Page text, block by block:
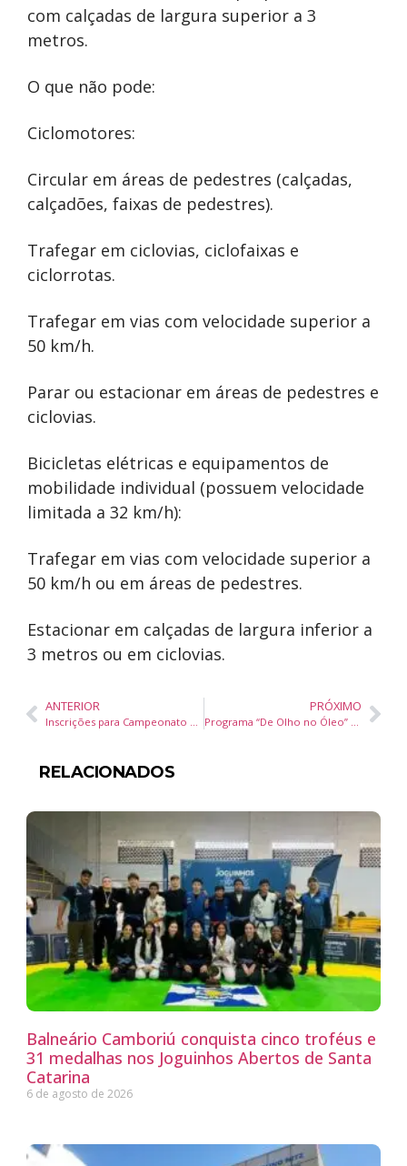
com calçadas de largura superior a 3
metros.
O que não pode:
Ciclomotores:
Circular em áreas de pedestres (calçadas,
calçadões, faixas de pedestres).
Trafegar em ciclovias, ciclofaixas e
ciclorrotas.
Trafegar em vias com velocidade superior a
50 km/h.
Parar ou estacionar em áreas de pedestres e
ciclovias.
Bicicletas elétricas e equipamentos de
mobilidade individual (possuem velocidade
limitada a 32 km/h):
Trafegar em vias com velocidade superior a
50 km/h ou em áreas de pedestres.
Estacionar em calçadas de largura inferior a
3 metros ou em ciclovias.
ANTERIOR
Inscrições para Campeonato Municipal Infantil de Futebol de Areia abertas em Porto Belo
PRÓXIMO
Programa “De Olho no Óleo” arrecada 2,6 mil litros em 2024 e beneficia o meio ambiente e a comunidade
RELACIONADOS
Balneário Camboriú conquista cinco troféus e
31 medalhas nos Joguinhos Abertos de Santa
Catarina
6 de agosto de 2026